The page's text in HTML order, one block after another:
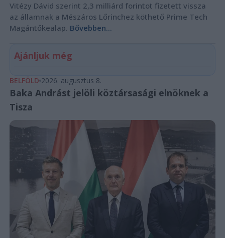
Vitézy Dávid szerint 2,3 milliárd forintot fizetett vissza
az államnak a Mészáros Lőrinchez köthető Prime Tech
Magántőkealap. Bővebben...
Ajánljuk még
BELFÖLD 2026. augusztus 8.
Baka Andrást jelöli köztársasági elnöknek a
Tisza